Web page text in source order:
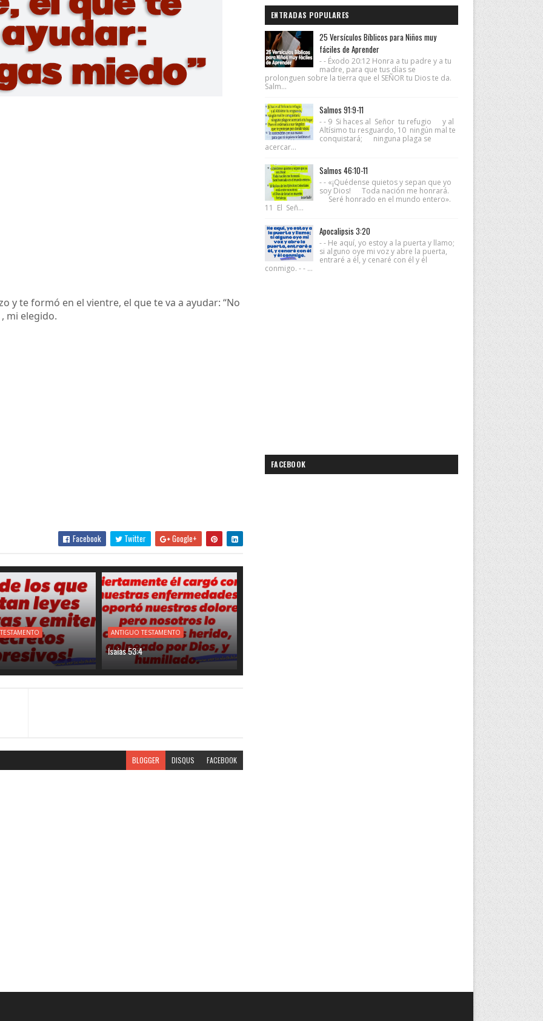
y te formó en el vientre, el que te va a ayudar: “No
mi elegido.
Facebook Twitter Google+
ANTIGUO TESTAMENTO
Isaías 53:4
BLOGGER DISQUS FACEBOOK
ENTRADAS POPULARES
25 Versículos Bíblicos para Niños muy
fáciles de Aprender
- - Éxodo 20:12 Honra a tu padre y a tu
madre, para que tus días se
prolonguen sobre la tierra que el SEÑOR tu Dios te da.
Salm...
Salmos 91:9-11
- - 9 Si haces al Señor tu refugio y al
Altísimo tu resguardo, 10 ningún mal te
conquistará; ninguna plaga se
acercar...
Salmos 46:10-11
- - «¡Quédense quietos y sepan que yo
soy Dios! Toda nación me honrará.
Seré honrado en el mundo entero».
11 El Señ...
Apocalipsis 3:20
- - He aquí, yo estoy a la puerta y llamo;
si alguno oye mi voz y abre la puerta,
entraré a él, y cenaré con él y él
conmigo. - - ...
FACEBOOK